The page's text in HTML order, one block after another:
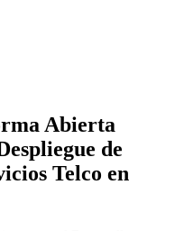
Abierta
de
Telco en